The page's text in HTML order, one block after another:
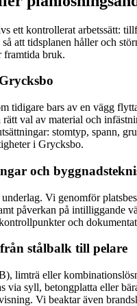
ett kontrollerat arbetssätt:
att tidsplanen håller och
framtida bruk.
tidigare bars av en vägg
val av material och
stomtyp, spann,
i Grycksbo.
och
Vi genomför
påverkan på intilliggande
och
stålbalk till pelare
limträ eller
via syll, betongplatta eller
Vi beaktar även